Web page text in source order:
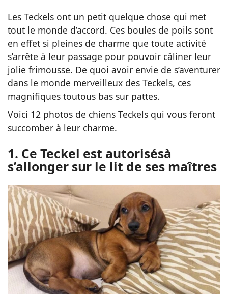
Les Teckels ont un petit quelque chose qui met
tout le monde d’accord. Ces boules de poils sont
en effet si pleines de charme que toute activité
s’arrête à leur passage pour pouvoir câliner leur
jolie frimousse. De quoi avoir envie de s’aventurer
dans le monde merveilleux des Teckels, ces
magnifiques toutous bas sur pattes.
Voici 12 photos de chiens Teckels qui vous feront
succomber à leur charme.
1. Ce Teckel est autorisésà
s’allonger sur le lit de ses maîtres